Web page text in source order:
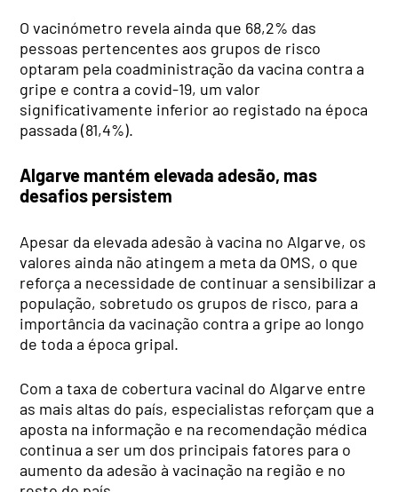
O vacinómetro revela ainda que 68,2% das
pessoas pertencentes aos grupos de risco
optaram pela coadministração da vacina contra a
gripe e contra a covid-19, um valor
significativamente inferior ao registado na época
passada (81,4%).
Algarve mantém elevada adesão, mas
desafios persistem
Apesar da elevada adesão à vacina no Algarve, os
valores ainda não atingem a meta da OMS, o que
reforça a necessidade de continuar a sensibilizar a
população, sobretudo os grupos de risco, para a
importância da vacinação contra a gripe ao longo
de toda a época gripal.
Com a taxa de cobertura vacinal do Algarve entre
as mais altas do país, especialistas reforçam que a
aposta na informação e na recomendação médica
continua a ser um dos principais fatores para o
aumento da adesão à vacinação na região e no